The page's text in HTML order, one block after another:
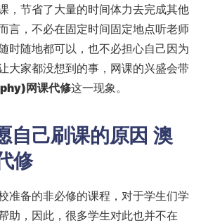
，节省了大量的时间体力去完成其他
言，不必在固定时间固定地点听老师
时随地都可以，也不必担心自己因为
大家都没想到的事，网课的兴盛会带
网课代修这一现象。
自己刷课的原因 澳
修
准备的非必修的课程，对于学生们学
助，因此，很多学生对此也并不在